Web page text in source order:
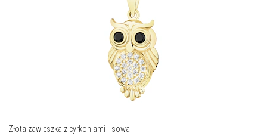
Złota zawieszka z cyrkoniami - sowa